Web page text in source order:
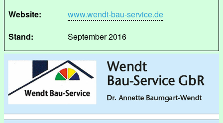
Website:
www.wendt-bau-service.de
Stand:
September 2016